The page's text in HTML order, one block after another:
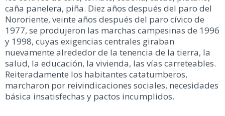
caña panelera, piña. Diez años después del paro del
Nororiente, veinte años después del paro cívico de
1977, se produjeron las marchas campesinas de 1996
y 1998, cuyas exigencias centrales giraban
nuevamente alrededor de la tenencia de la tierra, la
salud, la educación, la vivienda, las vías carreteables.
Reiteradamente los habitantes catatumberos,
marcharon por reivindicaciones sociales, necesidades
básica insatisfechas y pactos incumplidos.